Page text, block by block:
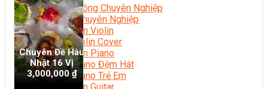
Nhạc Công Chuyên Nghiệp
Ca Sĩ Chuyên Nghiệp
Học Đàn Violin
Học Violin Cover
Học Đàn Piano
Học Piano Đệm Hát
Học Piano Trẻ Em
Chuyên Đề Hàu
Nhật 16 Vị
3,000,000₫